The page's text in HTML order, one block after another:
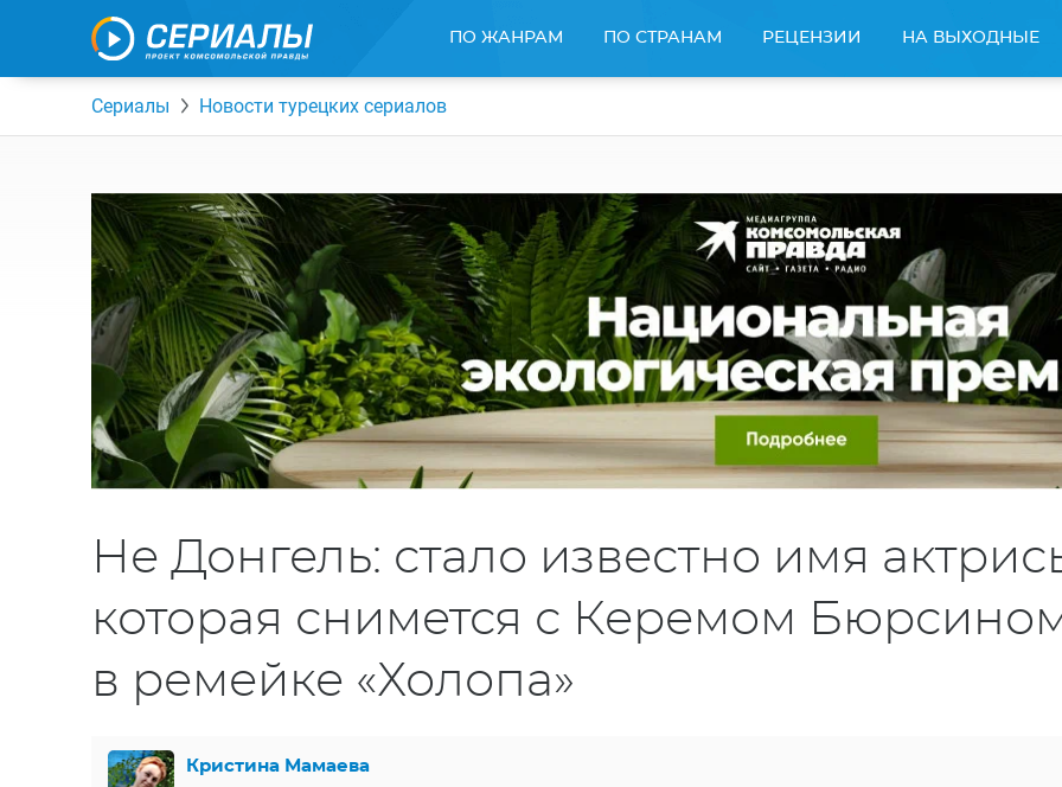
ПО ЖАНРАМ ПО СТРАНАМ РЕЦЕНЗИИ НА ВЫХОДНЫЕ
Сериалы Новости турецких сериалов
Не Донгель: стало известно имя
которая снимется с Керемом
в ремейке «Холопа»
Кристина Мамаева